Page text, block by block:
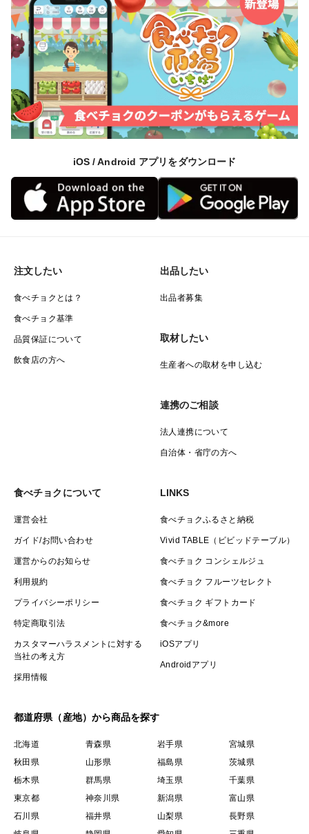
iOS / Android アプリをダウンロード
注文したい
食べチョクとは？
食べチョク基準
品質保証について
飲食店の方へ
出品したい
出品者募集
取材したい
生産者への取材を申し込む
連携のご相談
法人連携について
自治体・省庁の方へ
食べチョクについて
運営会社
ガイド/お問い合わせ
運営からのお知らせ
利用規約
プライバシーポリシー
特定商取引法
カスタマーハラスメントに対する
当社の考え方
採用情報
LINKS
食べチョクふるさと納税
Vivid TABLE（ビビッドテーブル）
食べチョク コンシェルジュ
食べチョク フルーツセレクト
食べチョク ギフトカード
食べチョク&more
iOSアプリ
Androidアプリ
都道府県（産地）から商品を探す
北海道 青森県 岩手県
宮城県
秋田県
山形県 福島県
茨城県
栃木県
群馬県 埼玉県
千葉県
東京都
神奈川県 新潟県
富山県
石川県
福井県 山梨県
長野県